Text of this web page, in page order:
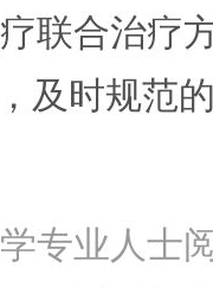
联合治疗
及时规范
专业人士